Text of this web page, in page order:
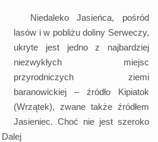
Niedaleko Jasieńca, pośród
lasów i w pobliżu doliny Serweczy,
ukryte jest jedno z najbardziej
niezwykłych miejsc
przyrodniczych ziemi
baranowickiej – źródło Kipiatok
(Wrzątek), zwane także źródłem
Jasieniec. Choć nie jest szeroko
Dalej